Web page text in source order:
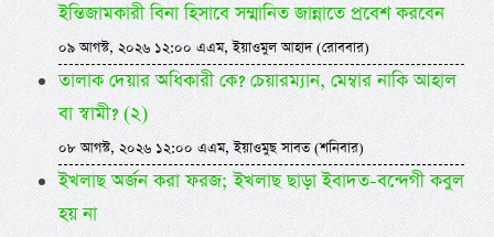
ইন্তিজামকারী বিনা হিসাবে সম্মানিত জান্নাতে প্রবেশ করবেন
০৯ আগস্ট, ২০২৬ ১২:০০ এএম, ইয়াওমুল আহাদ (রোববার)
তালাক দেয়ার অধিকারী কে? চেয়ারম্যান, মেম্বার নাকি আহাল
বা স্বামী? (২)
০৮ আগস্ট, ২০২৬ ১২:০০ এএম, ইয়াওমুছ সাবত (শনিবার)
ইখলাছ অর্জন করা ফরজ; ইখলাছ ছাড়া ইবাদত-বন্দেগী কবুল
হয় না